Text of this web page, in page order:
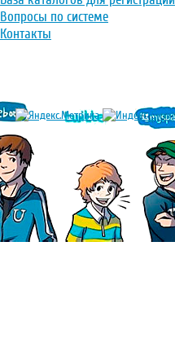
Вопросы по системе
Контакты